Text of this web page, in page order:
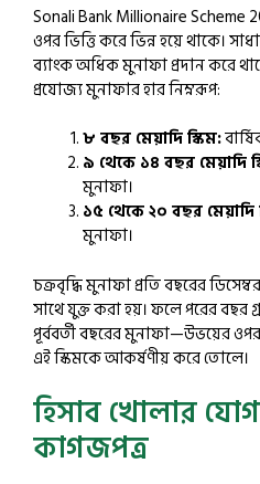
Sonali Bank Millionaire Scheme
ওপর ভিত্তি করে ভিন্ন হয়ে থাকে।
ব্যাংক অধিক মুনাফা প্রদান করে
প্রযোজ্য মুনাফার হার নিম্নরূপ:
৮ বছর মেয়াদি স্কিম:
৯ থেকে ১৪ বছর মেয়াদি
মুনাফা।
১৫ থেকে ২০ বছর মেয়াদি
মুনাফা।
চক্রবৃদ্ধি মুনাফা প্রতি বছরের
সাথে যুক্ত করা হয়। ফলে পরের
পূর্ববর্তী বছরের মুনাফা—উভয়ের
এই স্কিমকে আকর্ষণীয় করে তোলে।
হিসাব খোলার
কাগজপত্র